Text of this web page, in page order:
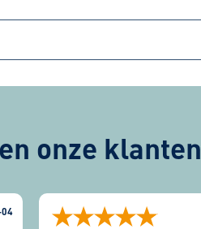
onze klanten